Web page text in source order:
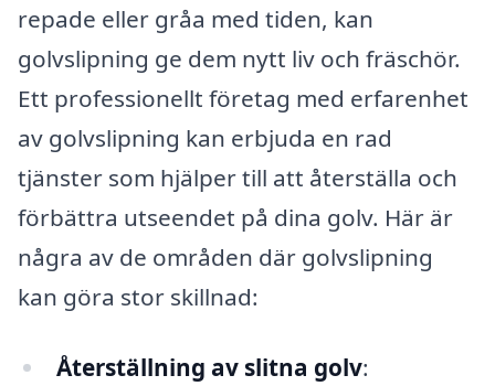
repade eller gråa med tiden, kan
golvslipning ge dem nytt liv och fräschör.
Ett professionellt företag med erfarenhet
av golvslipning kan erbjuda en rad
tjänster som hjälper till att återställa och
förbättra utseendet på dina golv. Här är
några av de områden där golvslipning
kan göra stor skillnad:
Återställning av slitna golv: